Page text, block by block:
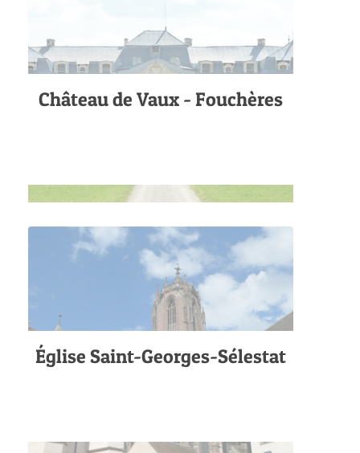
Château de Vaux - Fouchères
Église Saint-Georges-Sélestat